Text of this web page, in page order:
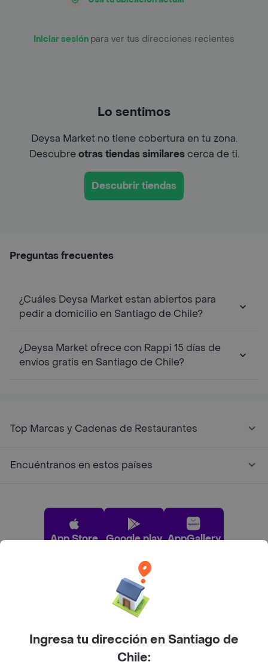
Iniciar sesión para ver tus direcciones recientes
Lo sentimos
Deysa Market no tiene cobertura en tu zona.
Descubreotras tiendas similarescerca de ti.
Descubrir tiendas
Preguntas frecuentes
¿Cuáles Deysa Market estan abiertos para
pedir a domicilio en Santiago de Chile?
¿Deysa Market ofrece con Rappi 15 días de
envíos gratis en Santiago de Chile?
Top Marcas y Cadenas de Restaurantes
Encuéntranos en estos países
App Store Google play AppGallery
Pide tu comida favorita cerca de ti
Categorías
Ingresa tu dirección en Santiago de
Chile: